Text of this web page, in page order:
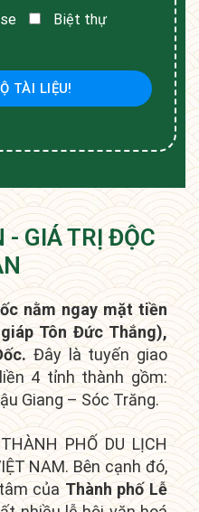
Biệt thự
TÀI LIỆU!
- GIÁ TRỊ ĐỘC
nằm ngay mặt tiền
Tôn Đức Thắng),
Đây là tuyến giao
4 tỉnh thành gồm:
Giang – Sóc Trăng.
PHỐ DU LỊCH
NAM. Bên cạnh đó,
củaThành phố Lễ